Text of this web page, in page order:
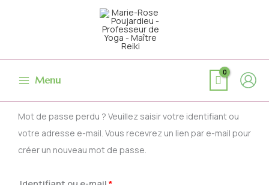
Menu
Mot de passe perdu ? Veuillez saisir votre identifiant ou
votre adresse e-mail. Vous recevrez un lien par e-mail pour
créer un nouveau mot de passe.
Obligatoire